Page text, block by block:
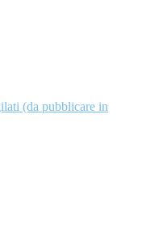
(da pubblicare in